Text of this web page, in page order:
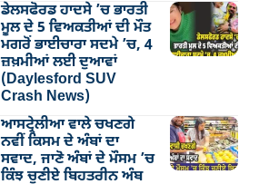
ਡੇਲਸਫੋਰਡ ਹਾਦਸੇ ’ਚ ਭਾਰਤੀ
ਮੂਲ ਦੇ 5 ਵਿਅਕਤੀਆਂ ਦੀ ਮੌਤ
ਮਗਰੋਂ ਭਾਈਚਾਰਾ ਸਦਮੇ ’ਚ, 4
ਜ਼ਖ਼ਮੀਆਂ ਲਈ ਦੁਆਵਾਂ
(Daylesford SUV
Crash News)
ਆਸਟ੍ਰੇਲੀਆ ਵਾਲੇ ਚਖਣਗੇ
ਨਵੀਂ ਕਿਸਮ ਦੇ ਅੰਬਾਂ ਦਾ
ਸਵਾਦ, ਜਾਣੋ ਅੰਬਾਂ ਦੇ ਮੌਸਮ ’ਚ
ਕਿੰਝ ਚੁਣੀਏ ਬਿਹਤਰੀਨ ਅੰਬ